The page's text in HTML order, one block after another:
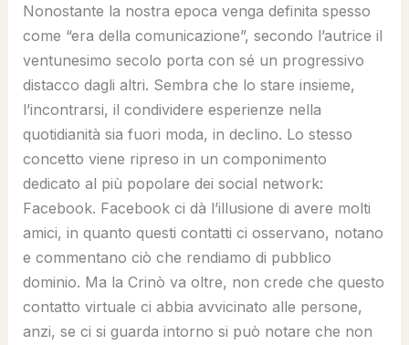
Nonostante la nostra epoca venga definita spesso
come “era della comunicazione”, secondo l’autrice il
ventunesimo secolo porta con sé un progressivo
distacco dagli altri. Sembra che lo stare insieme,
l’incontrarsi, il condividere esperienze nella
quotidianità sia fuori moda, in declino. Lo stesso
concetto viene ripreso in un componimento
dedicato al più popolare dei social network:
Facebook. Facebook ci dà l’illusione di avere molti
amici, in quanto questi contatti ci osservano, notano
e commentano ciò che rendiamo di pubblico
dominio. Ma la Crinò va oltre, non crede che questo
contatto virtuale ci abbia avvicinato alle persone,
anzi, se ci si guarda intorno si può notare che non